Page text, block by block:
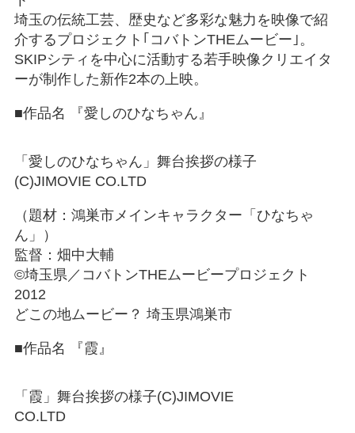
埼玉の伝統工芸、歴史など多彩な魅力を映像で紹
介するプロジェクト｢コバトンTHEムービー｣。
SKIPシティを中心に活動する若手映像クリエイタ
ーが制作した新作2本の上映。
■作品名 『愛しのひなちゃん』
「愛しのひなちゃん」舞台挨拶の様子
(C)JIMOVIE CO.LTD
（題材：鴻巣市メインキャラクター「ひなちゃ
ん」）
監督：畑中大輔
©埼玉県／コバトンTHEムービープロジェクト
2012
どこの地ムービー？ 埼玉県鴻巣市
■作品名 『霞』
「霞」舞台挨拶の様子(C)JIMOVIE
CO.LTD